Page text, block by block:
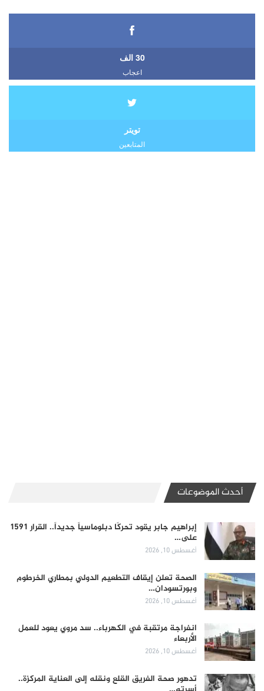
30 الف
اعجاب
تويتر
المتابعين
أحدث الموضوعات
إبراهيم جابر يقود تحركًا دبلوماسياً جديداً.. القرار 1591
على…
أغسطس 10, 2026
الصحة تعلن إيقاف التطعيم الدولي بمطاري الخرطوم
وبورتسودان…
أغسطس 10, 2026
انفراجة مرتقبة في الكهرباء.. سد مروي يعود للعمل
الأربعاء
أغسطس 10, 2026
تدهور صحة الفريق القلع ونقله إلى العناية المركزة..